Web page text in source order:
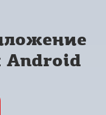
Android